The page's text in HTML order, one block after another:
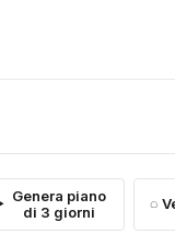
Genera piano
di 3 giorni